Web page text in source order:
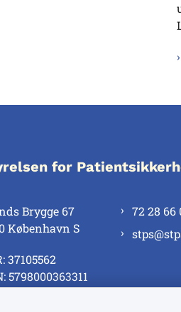
for
Brygge 67
København S
37105562
5798000363311
72 28 66